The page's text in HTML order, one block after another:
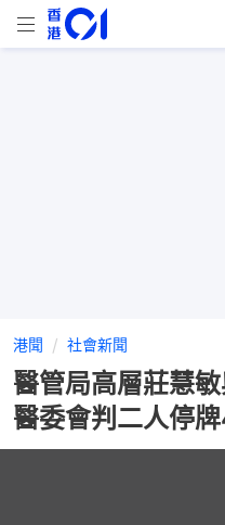
港聞 社會新聞
醫管局高層莊慧
醫委會判二人停